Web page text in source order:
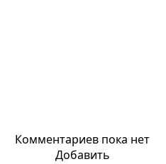
Комментариев пока нет
Добавить